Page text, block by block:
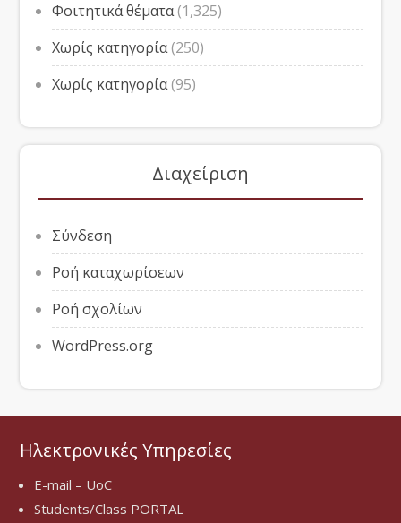
Φοιτητικά θέματα(1,325)
Χωρίς κατηγορία(250)
Χωρίς κατηγορία(95)
Διαχείριση
Σύνδεση
Ροή καταχωρίσεων
Ροή σχολίων
WordPress.org
Ηλεκτρονικές Υπηρεσίες
E-mail – UoC
Students/Class PORTAL